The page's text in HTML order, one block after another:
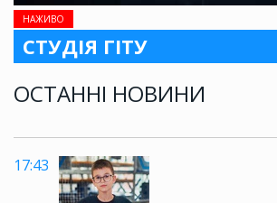
НАЖИВО
СТУДІЯ ГІТУ
ОСТАННІ НОВИНИ
17:43